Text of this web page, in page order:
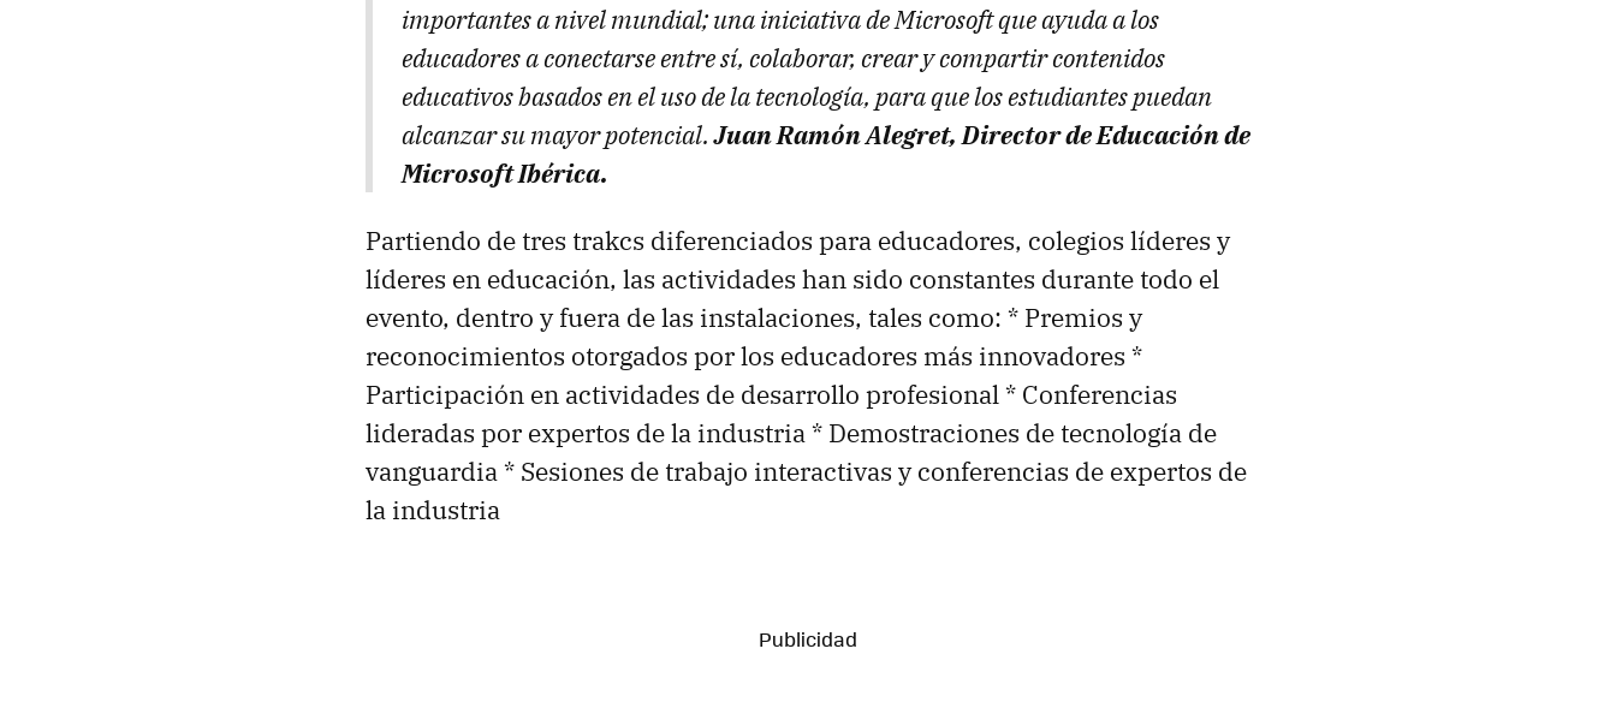
importantes a nivel mundial; una iniciativa de Microsoft que ayuda a los
educadores a conectarse entre sí, colaborar, crear y compartir contenidos
educativos basados en el uso de la tecnología, para que los estudiantes puedan
alcanzar su mayor potencial.Juan Ramón Alegret, Director de Educación de
Microsoft Ibérica.
Partiendo de tres trakcs diferenciados para educadores, colegios líderes y
líderes en educación, las actividades han sido constantes durante todo el
evento, dentro y fuera de las instalaciones, tales como: * Premios y
reconocimientos otorgados por los educadores más innovadores *
Participación en actividades de desarrollo profesional * Conferencias
lideradas por expertos de la industria * Demostraciones de tecnología de
vanguardia * Sesiones de trabajo interactivas y conferencias de expertos de
la industria